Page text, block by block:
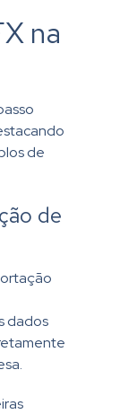
na
de
de
dados